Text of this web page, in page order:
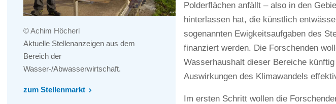
Polderflächen anfällt – also in den
hinterlassen hat, die künstlich
sogenannten Ewigkeitsaufgaben des
finanziert werden. Die Forschenden
Wasserhaushalt dieser Bereiche
Auswirkungen des Klimawandels
Im ersten Schritt wollen die
© Achim Höcherl
Aktuelle Stellenanzeigen aus dem
Bereich der
Wasser-/Abwasserwirtschaft.
zum Stellenmarkt